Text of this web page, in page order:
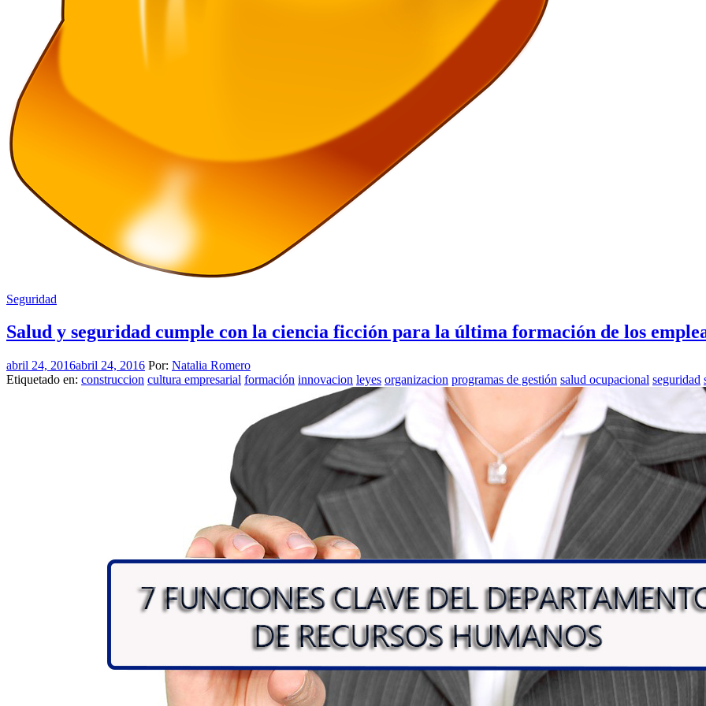
Seguridad
Salud y seguridad cumple con la ciencia ficción para la última formación de los
abril 24, 2016abril 24, 2016 Por: Natalia Romero
Etiquetado en: construccion cultura empresarial formación innovacion leyes organizacion programas de gestión salud ocupacional seguridad